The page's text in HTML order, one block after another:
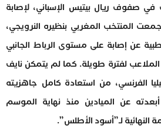
في صفوف ريال بيتيس الإسباني، لإصابة
جمعت المنتخب المغربي بنظيره النرويجي،
عن إصابة على مستوى الرباط الجانبي
لفترة طويلة. كما لم يتمكن نايف
الفرنسي، من استعادة كامل جاهزيته
أبعدته عن الميادين منذ نهاية الموسم
النهائية لـ”أسود الأطلس”.